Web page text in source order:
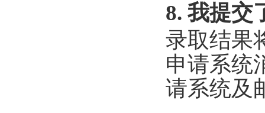
8. 我提交
录取结果
申请系统
请系统及